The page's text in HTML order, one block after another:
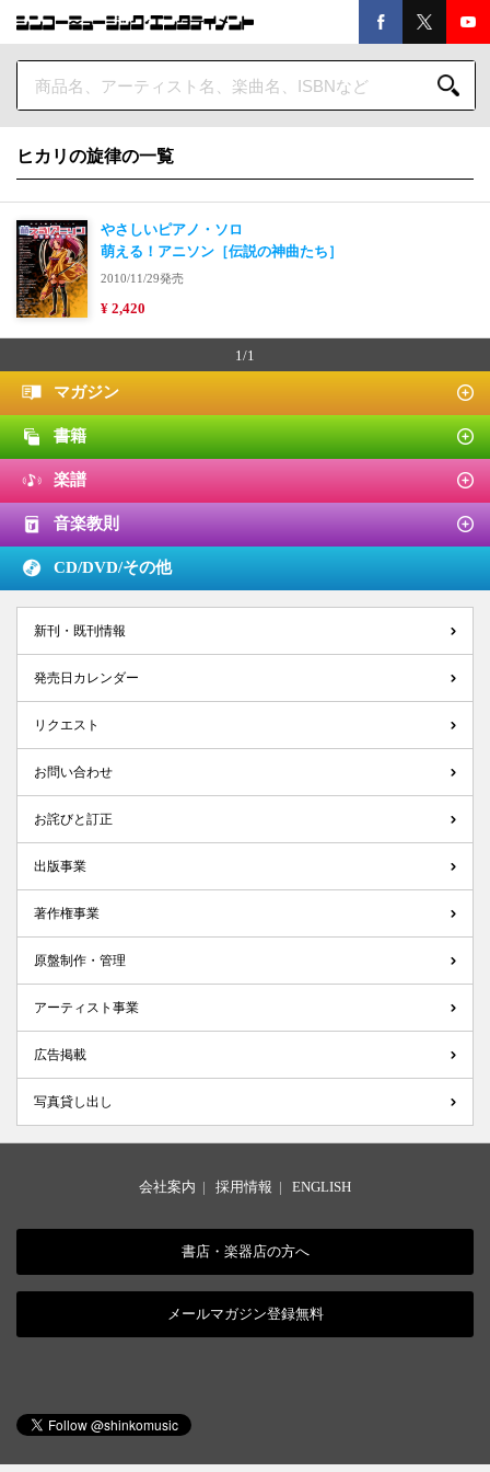
ヒカリの旋律の一覧
やさしいピアノ・ソロ
萌える！アニソン［伝説の神曲たち］
2010/11/29発売
¥ 2,420
1/1
マガジン
書籍
楽譜
音楽教則
CD/DVD/その他
新刊・既刊情報
発売日カレンダー
リクエスト
お問い合わせ
お詫びと訂正
出版事業
著作権事業
原盤制作・管理
アーティスト事業
広告掲載
写真貸し出し
会社案内 | 採用情報 | ENGLISH
書店・楽器店の方へ
メールマガジン登録無料